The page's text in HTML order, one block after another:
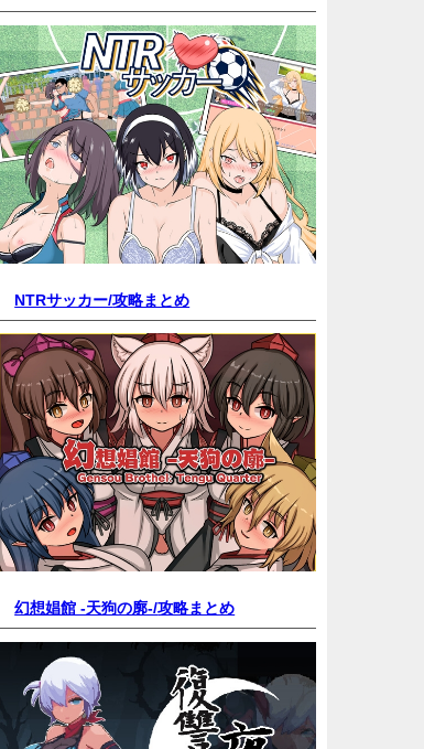
NTRサッカー/攻略まとめ
幻想娼館 -天狗の廓-/攻略まとめ